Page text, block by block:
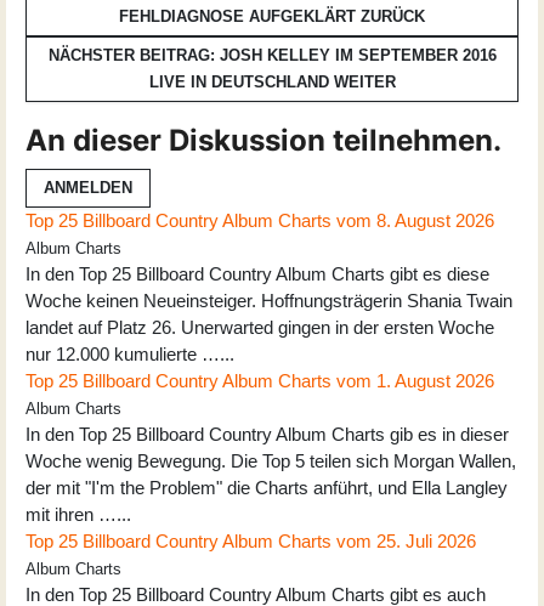
FEHLDIAGNOSE AUFGEKLÄRT ZURÜCK
NÄCHSTER BEITRAG: JOSH KELLEY IM SEPTEMBER 2016
LIVE IN DEUTSCHLAND WEITER
An dieser Diskussion teilnehmen.
ANMELDEN
Top 25 Billboard Country Album Charts vom 8. August 2026
Album Charts
In den Top 25 Billboard Country Album Charts gibt es diese
Woche keinen Neueinsteiger. Hoffnungsträgerin Shania Twain
landet auf Platz 26. Unerwarted gingen in der ersten Woche
nur 12.000 kumulierte …...
Top 25 Billboard Country Album Charts vom 1. August 2026
Album Charts
In den Top 25 Billboard Country Album Charts gib es in dieser
Woche wenig Bewegung. Die Top 5 teilen sich Morgan Wallen,
der mit "I'm the Problem" die Charts anführt, und Ella Langley
mit ihren …...
Top 25 Billboard Country Album Charts vom 25. Juli 2026
Album Charts
In den Top 25 Billboard Country Album Charts gibt es auch